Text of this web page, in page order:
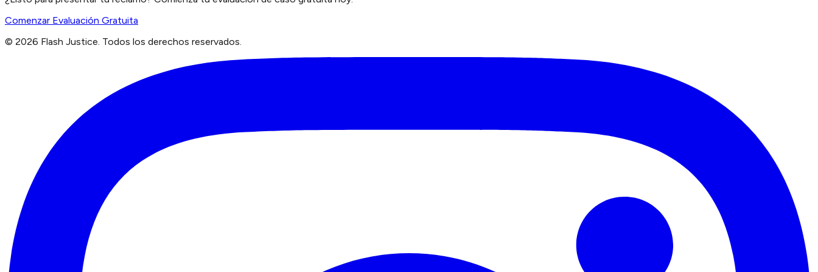
Comenzar Evaluación Gratuita
© 2026 Flash Justice. Todos los derechos reservados.